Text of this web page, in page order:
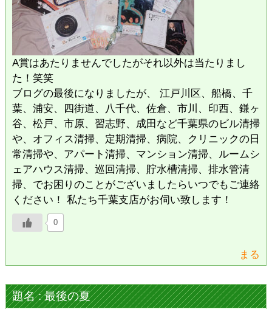
A賞はあたりませんでしたがそれ以外は当たりまし
た！笑笑
ブログの最後になりましたが、 江戸川区、船橋、千
葉、浦安、四街道、八千代、佐倉、市川、印西、鎌ヶ
谷、松戸、市原、習志野、成田など千葉県のビル清掃
や、オフィス清掃、定期清掃、病院、クリニックの日
常清掃や、アパート清掃、マンション清掃、ルームシ
ェアハウス清掃、巡回清掃、貯水槽清掃、排水管清
掃、でお困りのことがございましたらいつでもご連絡
ください！ 私たち千葉支店がお伺い致します！
0
まる
題名 : 最後の夏